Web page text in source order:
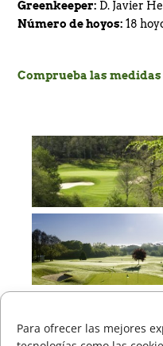
Para ofrecer las mejores
Greenkeeper: D. Javier
Número de hoyos: 18
Comprueba las medidas